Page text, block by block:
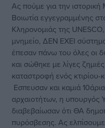
Ας πούμε για την
Βοιωτία εγγεγραμμένης
Κληρονομιάς της
μνημείο, ΔΕΝ ΕΧΕΙ
έπεσαν πάνω του όλες οι
και σώθηκε με λίγες
καταστροφή ενός κτιρίου-
Εσπευσαν και καμιά
αρχαιοτήτων, η υπουργός
διαβεβαίωσαν ότι ΘΑ
πυρόσβεσης. Ας